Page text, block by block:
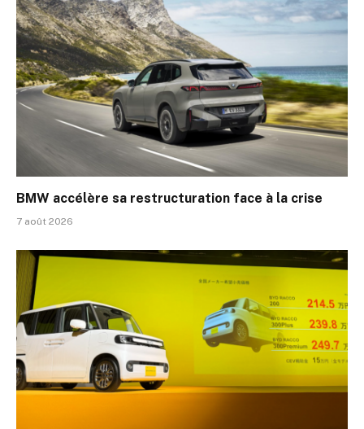
BMW accélère sa restructuration face à la crise
7 août 2026